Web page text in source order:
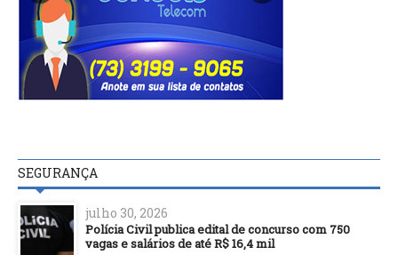
SEGURANÇA
julho 30, 2026
Polícia Civil publica edital de concurso com 750
vagas e salários de até R$ 16,4 mil